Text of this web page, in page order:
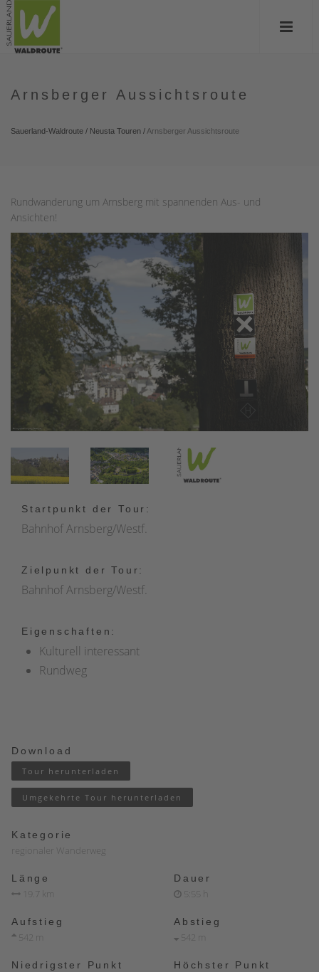
Arnsberger Aussichtsroute
Sauerland-Waldroute / Neusta Touren / Arnsberger Aussichtsroute
Rundwanderung um Arnsberg mit spannenden Aus- und
Ansichten!
Startpunkt der Tour:
Bahnhof Arnsberg/Westf.
Zielpunkt der Tour:
Bahnhof Arnsberg/Westf.
Eigenschaften:
Kulturell interessant
Rundweg
Download
Tour herunterladen
Umgekehrte Tour herunterladen
Kategorie
regionaler Wanderweg
Länge
19.7 km
Dauer
5:55 h
Aufstieg
542 m
Abstieg
542 m
Niedrigster Punkt Höchster Punkt